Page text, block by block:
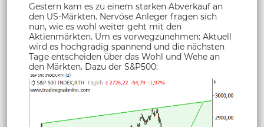
Gestern kam es zu einem starken Abverkauf an
den US-Märkten. Nervöse Anleger fragen sich
nun, wie es wohl weiter geht mit den
Aktienmärkten. Um es vorwegzunehmen: Aktuell
wird es hochgradig spannend und die nächsten
Tage entscheiden über das Wohl und Wehe an
den Märkten. Dazu der S&P500: